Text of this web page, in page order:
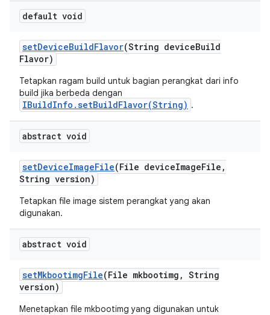
default void
setDeviceBuildFlavor(String deviceBuild
Flavor)
Tetapkan ragam build untuk bagian perangkat dari info
build jika berbeda dengan
IBuildInfo.setBuildFlavor(String) .
abstract void
setDeviceImageFile(File deviceImageFile ,
String version)
Tetapkan file image sistem perangkat yang akan
digunakan.
abstract void
setMkbootimgFile(File mkbootimg , String
version)
Menetapkan file mkbootimg yang digunakan untuk